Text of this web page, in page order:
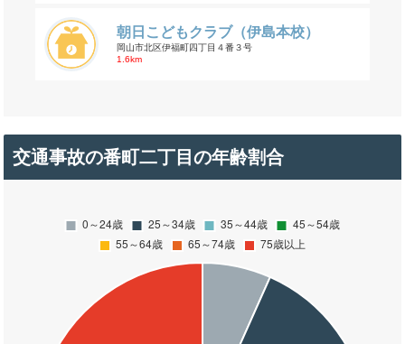
朝日こどもクラブ（伊島本校）
岡山市北区伊福町四丁目４番３号
1.6km
交通事故の番町二丁目の年齢割合